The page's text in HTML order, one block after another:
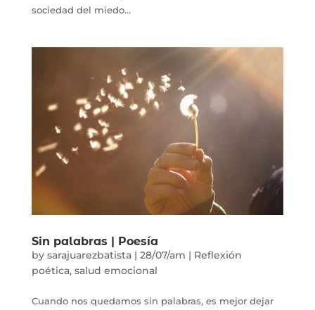
sociedad del miedo...
Sin palabras | Poesía
by sarajuarezbatista| 28/07/am | Reflexión
poética, salud emocional
Cuando nos quedamos sin palabras, es mejor dejar